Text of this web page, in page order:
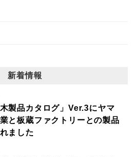
新着情報
木製品カタログ」Ver.3にヤマ
と板蔵ファクトリーとの製品
ました